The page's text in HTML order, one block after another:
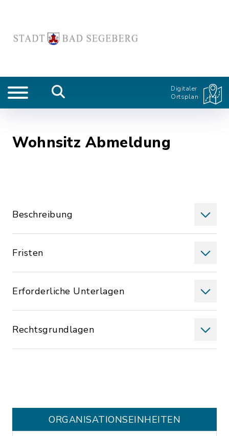
Digitaler
Ortsplan
Wohnsitz Abmeldung
Beschreibung
Fristen
Erforderliche Unterlagen
Rechtsgrundlagen
ORGANISATIONS­EINHEITEN